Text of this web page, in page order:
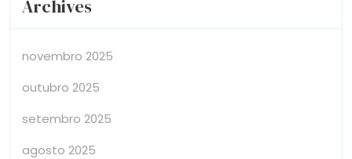
Archives
novembro 2025
outubro 2025
setembro 2025
agosto 2025